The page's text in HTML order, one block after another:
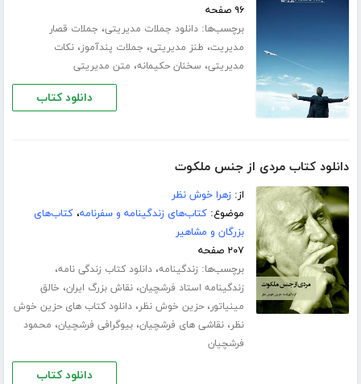
۹۶ صفحه
برچسب‌ها:دانلود جملات مدیریتی، جملات قصار
مدیریت، طنز مدیریتی، جملات پندآموز،نکات
مدیریتی، سخنان حکیمانه، متن مدیریتی
دانلود کتاب
دانلود کتاب مردی از جنس ملکوت
از:زهرا خوش نظر
موضوع:کتاب‌های زندگینامه و سفرنامه،کتاب‌های
بزرگان و مشاهیر
۲۰۷ صفحه
برچسب‌ها: زندگینامه،دانلود کتاب زندگی نامه،
زندگینامه استاد فرشچیان،نقاش بزرگ ایران، خالق
مینیاتور،حزین خوش نظر،دانلود کتاب های حزین خوش
نظر،نقاشی های فرشچیان،بیوگرافی فرشچیان، محمود
فرشچیان
دانلود کتاب